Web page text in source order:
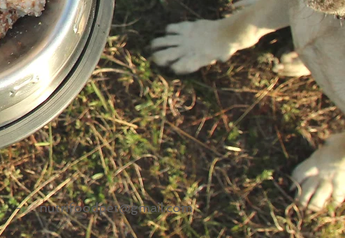
-nutrifoodpet@gmail.com